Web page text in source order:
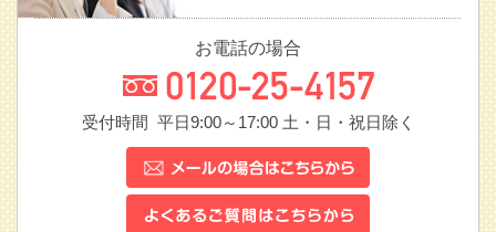
お電話の場合
受付時間 平日9:00～17:00土・日・祝日除く